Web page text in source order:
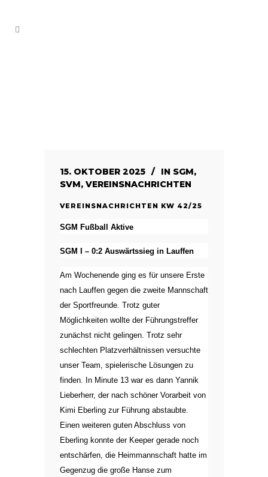
15. OKTOBER 2025 IN SGM,
SVM, VEREINSNACHRICHTEN
VEREINSNACHRICHTEN KW 42/25
SGM Fußball Aktive
SGM I – 0:2 Auswärtssieg in Lauffen
Am Wochenende ging es für unsere Erste
nach Lauffen gegen die zweite Mannschaft
der Sportfreunde. Trotz guter
Möglichkeiten wollte der Führungstreffer
zunächst nicht gelingen. Trotz sehr
schlechten Platzverhältnissen versuchte
unser Team, spielerische Lösungen zu
finden. In Minute 13 war es dann Yannik
Lieberherr, der nach schöner Vorarbeit von
Kimi Eberling zur Führung abstaubte.
Einen weiteren guten Abschluss von
Eberling konnte der Keeper gerade noch
entschärfen, die Heimmannschaft hatte im
Gegenzug die große Hanse zum